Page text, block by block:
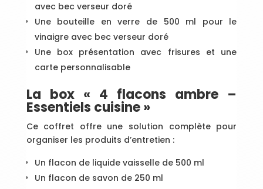
avec bec verseur doré
Une bouteille en verre de 500 ml pour le
vinaigre avec bec verseur doré
Une box présentation avec frisures et une
carte personnalisable
La box « 4 flacons ambre –
Essentiels cuisine »
Ce coffret offre une solution complète pour
organiser les produits d’entretien :
Un flacon de liquide vaisselle de 500 ml
Un flacon de savon de 250 ml